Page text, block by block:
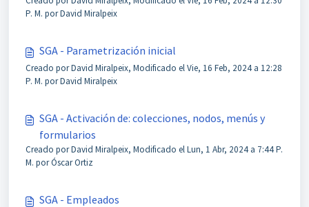
P. M. por David Miralpeix
SGA - Parametrización inicial
Creado por David Miralpeix, Modificado el Vie, 16 Feb, 2024 a 12:28
P. M. por David Miralpeix
SGA - Activación de: colecciones, nodos, menús y
formularios
Creado por David Miralpeix, Modificado el Lun, 1 Abr, 2024 a 7:44 P.
M. por Óscar Ortiz
SGA - Empleados